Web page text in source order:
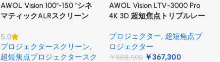
AWOL Vision 100"-150 "シネ
マティックALRスクリーン
5.0
プロジェクタースクリーン,
超短焦点プロジェクタースク
AWOL Vision LTV-3000 Pro
4K 3D 超短焦点トリプルレー
プロジェクター, 超短焦点プ
ロジェクター
￥588,900 ￥367,300